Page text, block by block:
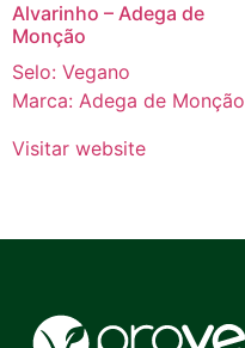
Alvarinho – Adega de
Monção
Selo: Vegano
Marca: Adega de Monção
Visitar website